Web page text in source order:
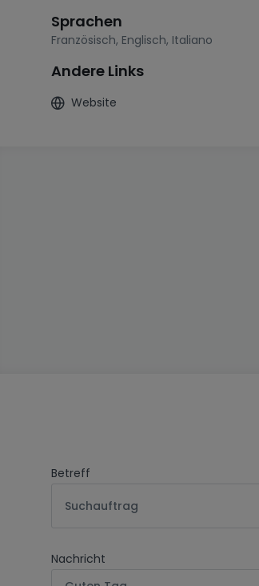
Sprachen
Französisch, Englisch, Italiano
Andere Links
Website
Betreff
Suchauftrag
Nachricht